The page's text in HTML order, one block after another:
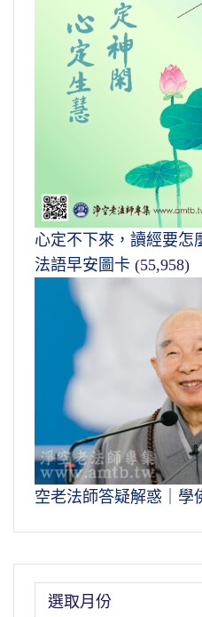
心定不下來，讀經要怎
法語早安圖卡 (55,958)
空老法師答疑解惑｜學